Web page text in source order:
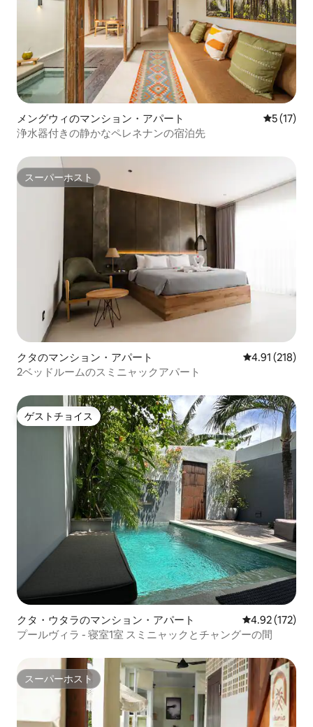
メングウィのマンション・アパート レビュー
5 (17)
浄水器付きの静かなペレネナンの宿泊先
スーパーホスト
スーパーホスト
クタのマンション・アパート レビュー218
4.91 (218)
2ベッドルームのスミニャックアパート
ゲストチョイス
ゲストチョイス
クタ・ウタラのマンション・アパート レビュー172
4.92 (172)
プールヴィラ - 寝室1室 スミニャックとチャングーの間
スーパーホスト
スーパーホスト